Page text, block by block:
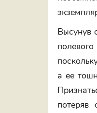
Высунув
а ее